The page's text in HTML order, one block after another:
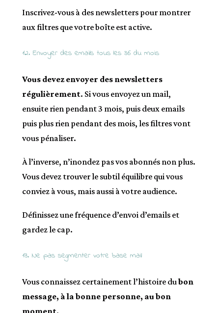
Inscrivez-vous à des newsletters pour montrer
aux filtres que votre boîte est active.
12. Envoyer des emails tous les 36 du mois
Vous devez envoyer des newsletters
régulièrement. Si vous envoyez un mail,
ensuite rien pendant 3 mois, puis deux emails
puis plus rien pendant des mois, les filtres vont
vous pénaliser.
À l’inverse, n’inondez pas vos abonnés non plus.
Vous devez trouver le subtil équilibre qui vous
conviez à vous, mais aussi à votre audience.
Définissez une fréquence d’envoi d’emails et
gardez le cap.
13. Ne pas segmenter votre base mail
Vous connaissez certainement l’histoire dubon
message, à la bonne personne, au bon
moment.